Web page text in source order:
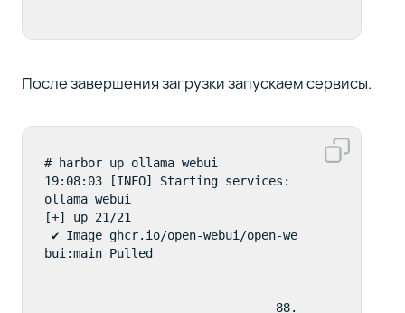
После завершения загрузки запускаем сервисы.
# harbor up ollama webui
19:08:03 [INFO] Starting services:
ollama webui
[+] up 21/21
✔ Image ghcr.io/open-webui/open-we
bui:main Pulled
88.